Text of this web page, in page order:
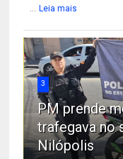
... Leia mais
3
PM prende
trafegava no
Nilópolis